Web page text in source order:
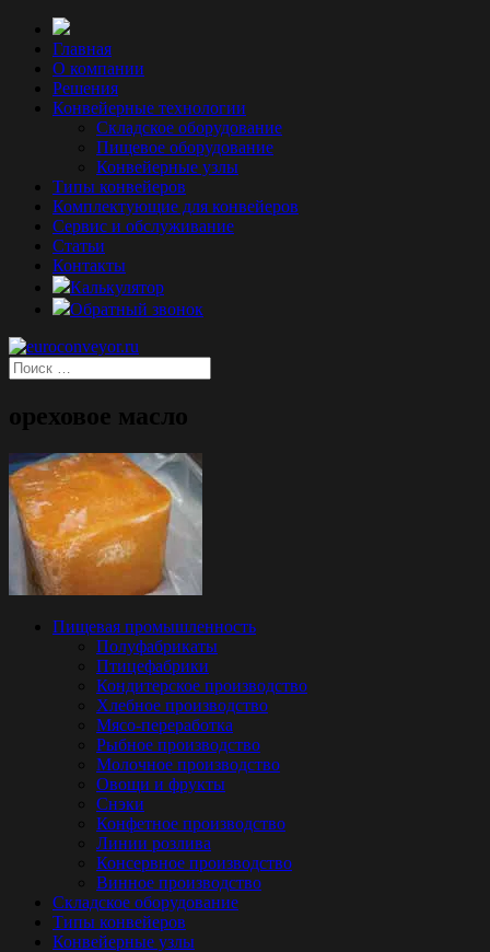
Главная
О компании
Решения
Конвейерные технологии
Складское оборудование
Пищевое оборудование
Конвейерные узлы
Типы конвейеров
Комплектующие для конвейеров
Сервис и обслуживание
Статьи
Контакты
Калькулятор
Обратный звонок
ореховое масло
Пищевая промышленность
Полуфабрикаты
Птицефабрики
Кондитерское производство
Хлебное производство
Мясо-переработка
Рыбное производство
Молочное производство
Овощи и фрукты
Снэки
Конфетное производство
Линии розлива
Консервное производство
Винное производство
Складское оборудование
Типы конвейеров
Конвейерные узлы